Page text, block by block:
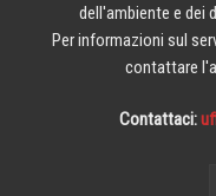
dell'ambiente e dei
Per informazioni sul
contattare
Contattaci: